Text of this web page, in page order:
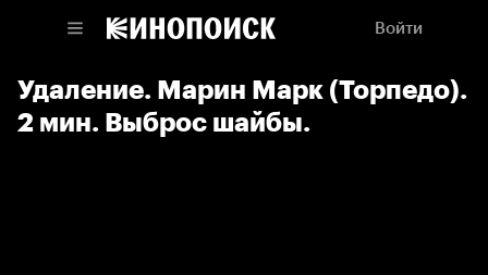
Войти
Удаление. Марин Марк (Торпедо).
2 мин. Выброс шайбы.